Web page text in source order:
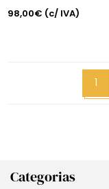
Categorias
98,00€ (c/ IVA)
1